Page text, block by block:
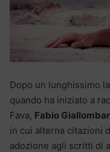
Dopo un lunghissimo
quando ha iniziato a
Fava, Fabio
in cui alterna citazioni
adozione agli scritti di